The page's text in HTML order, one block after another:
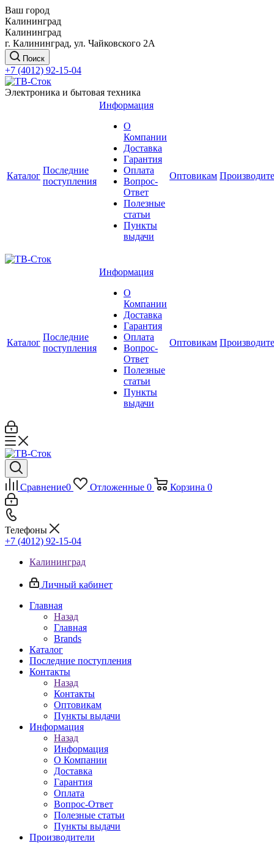
Ваш город
Калининград
Калининград
г. Калининград, ул. Чайковского 2А
Поиск
+7 (4012) 92-15-04
Электроника и бытовая техника
Каталог
Последние
поступления
Информация
О
Компании
Доставка
Гарантия
Оплата
Вопрос-
Ответ
Полезные
статьи
Пункты
выдачи
Оптовикам
Каталог
Последние
поступления
Информация
О
Компании
Доставка
Гарантия
Оплата
Вопрос-
Ответ
Полезные
статьи
Пункты
выдачи
Оптовикам
Сравнение0 Отложенные 0 Корзина 0
Телефоны
+7 (4012) 92-15-04
Калининград
Личный кабинет
Главная
Назад
Главная
Brands
Каталог
Последние поступления
Контакты
Назад
Контакты
Оптовикам
Пункты выдачи
Информация
Назад
Информация
О Компании
Доставка
Гарантия
Оплата
Вопрос-Ответ
Полезные статьи
Пункты выдачи
Производители